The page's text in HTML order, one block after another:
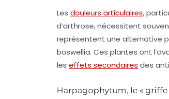
Les douleurs articulaires,
d’arthrose, nécessitent
représentent une alternative
boswellia. Ces plantes ont
les effets secondaires des
Harpagophytum, le «